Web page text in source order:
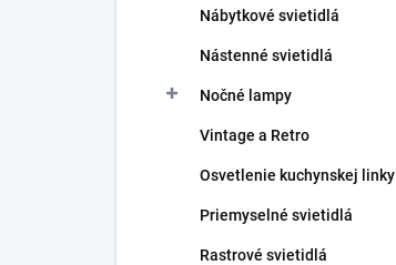
Nábytkové svietidlá
Nástenné svietidlá
Nočné lampy
Vintage a Retro
Osvetlenie kuchynskej linky
Priemyselné svietidlá
Rastrové svietidlá